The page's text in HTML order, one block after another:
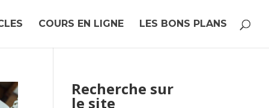
COURS EN LIGNE LES BONS PLANS
Recherche sur
le site